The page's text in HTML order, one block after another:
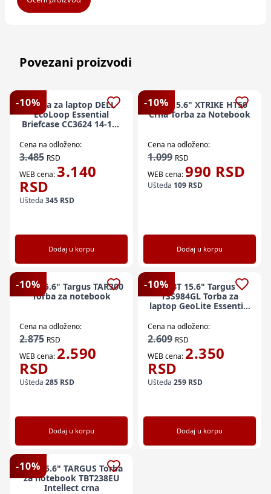
Povezani proizvodi
-10%
Torba za laptop DELL
EcoLoop Essential
Briefcase CC3624 14-16"
Cena na odloženo:
3.485 RSD
WEB cena:3.140
RSD
Ušteda 345 RSD
Dodaj u korpu
-10%
NBT 15.6" XTRIKE HT50
Crna Torba za Notebook
Cena na odloženo:
1.099 RSD
WEB cena:990 RSD
Ušteda 109 RSD
Dodaj u korpu
-10%
NBT 15.6" Targus TAR300
Torba za notebook
Cena na odloženo:
2.875 RSD
WEB cena: 2.590
RSD
Ušteda 285 RSD
Dodaj u korpu
-10%NBT 15.6" Targus
TSS984GL Torba za
laptop GeoLite Essential
Cena na odloženo:
2.609 RSD
WEB cena: 2.350
RSD
Ušteda 259 RSD
Dodaj u korpu
-10%
NBT 15.6" TARGUS Torba
za notebook TBT238EU
Intellect crna